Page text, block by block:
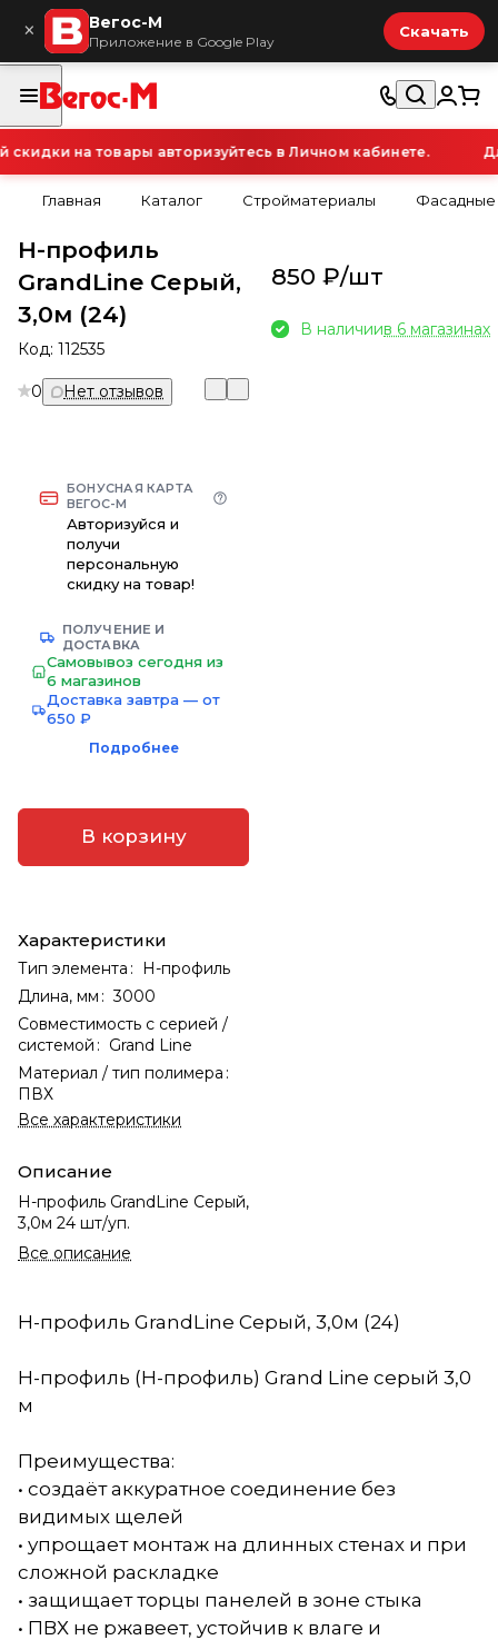
× Вегос-М
Приложение в Google Play
Скачать
на товары авторизуйтесь в Личном кабинете.
Главная Каталог Стройматериалы Фасадные
Н-профиль
GrandLine Серый,
3,0м (24)
Код: 112535
0 Нет отзывов
БОНУСНАЯ КАРТА
ВЕГОС-М
Авторизуйся и
получи
персональную
скидку на товар!
ПОЛУЧЕНИЕ И
ДОСТАВКА
Самовывоз сегодня из
6 магазинов
Доставка завтра — от
650 ₽
Подробнее
В корзину
Характеристики
Тип элемента : H-профиль
Длина, мм : 3000
Совместимость с серией /
системой : Grand Line
Материал / тип полимера :
ПВХ
Все характеристики
Описание
Н-профиль GrandLine Серый,
3,0м 24 шт/уп.
Все описание
850 ₽/шт
В наличиив 6 магазинах
Н-профиль GrandLine Серый, 3,0м (24)
Н-профиль (H-профиль) Grand Line серый 3,0
м
Преимущества:
• создаёт аккуратное соединение без
видимых щелей
• упрощает монтаж на длинных стенах и при
сложной раскладке
• защищает торцы панелей в зоне стыка
• ПВХ не ржавеет, устойчив к влаге и